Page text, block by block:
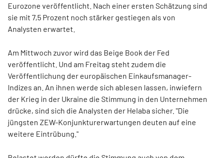
Eurozone veröffentlicht. Nach einer ersten Schätzung sind
sie mit 7,5 Prozent noch stärker gestiegen als von
Analysten erwartet.
Am Mittwoch zuvor wird das Beige Book der Fed
veröffentlicht. Und am Freitag steht zudem die
Veröffentlichung der europäischen Einkaufsmanager-
Indizes an. An ihnen werde sich ablesen lassen, inwiefern
der Krieg in der Ukraine die Stimmung in den Unternehmen
drücke, sind sich die Analysten der Helaba sicher. "Die
jüngsten ZEW-Konjunkturerwartungen deuten auf eine
weitere Eintrübung."